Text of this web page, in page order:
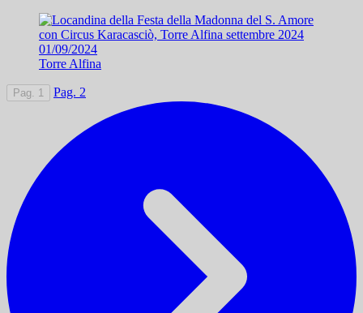
01/09/2024
Torre Alfina
Pag. 1 Pag. 2